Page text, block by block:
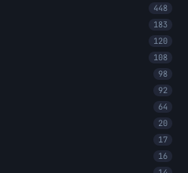
448
183
120
108
98
92
64
20
17
16